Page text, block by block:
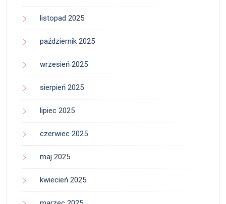
listopad 2025
październik 2025
wrzesień 2025
sierpień 2025
lipiec 2025
czerwiec 2025
maj 2025
kwiecień 2025